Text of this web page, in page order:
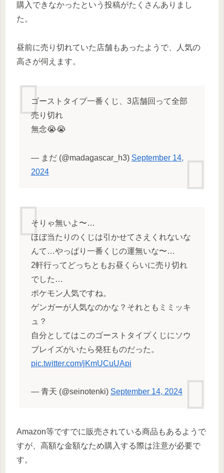
購入できなかったという投稿がたくさんありまし
た。
昼前に売り切れていた店舗もあったようで、人気の
高さが伺えます。
ゴーストタイプ一番くじ、3店舗回って全部
売り切れ
無念😭😭
— まだ (@madagascar_h3) September 14,
2024
そりゃ無いよ〜…
ほぼ当たりのくじは引かせてさえくれないな
んて…やっぱり一番くじの運無いな〜…
2軒行ってどっちともお昼くらいに売り切れ
でした…
ポケモン人気ですね。
ゲンガーが人気なのかな？それともミミッキ
ュ？
自分としてはこのゴーストタイプくじにソウ
ブレイズがいたら発狂ものだった。
pic.twitter.com/jKmUCuUApi
— 青天 (@seinotenki) September 14, 2024
Amazon等ですでに販売されている商品もあるようで
すが、高額な金額なため購入する際は注意が必要で
す。